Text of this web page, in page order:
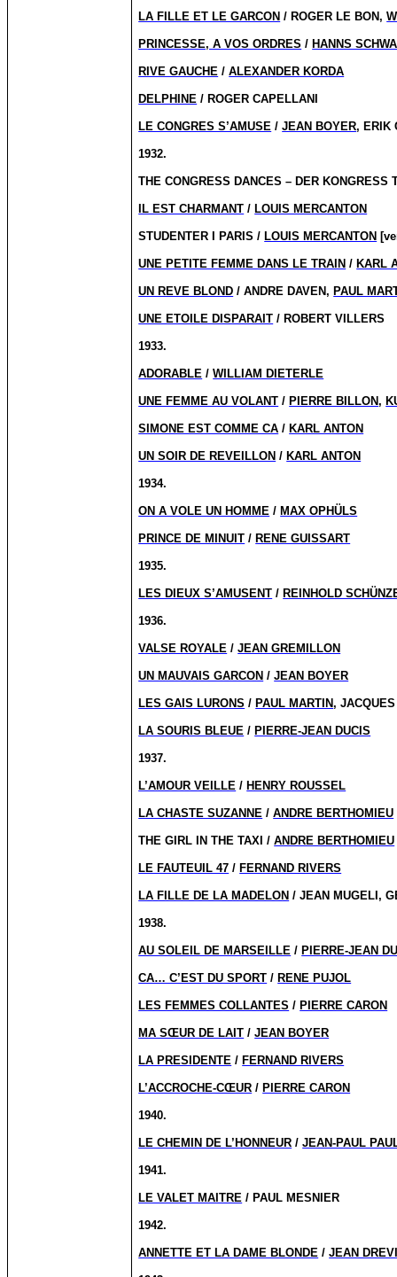
LA FILLE ET LE GARCON / ROGER LE BON,
PRINCESSE, A VOS ORDRES / HANNS
RIVE GAUCHE /ALEXANDER KORDA
DELPHINE / ROGER CAPELLANI
LE CONGRES S’AMUSE /JEAN BOYER, ERIK
1932.
THE CONGRESS DANCES – DER
IL EST CHARMANT / LOUIS MERCANTON
STUDENTER I PARIS / LOUIS MERCANTON
UNE PETITE FEMME DANS LE TRAIN / KARL
UN REVE BLOND / ANDRE DAVEN, PAUL
UNE ETOILE DISPARAIT / ROBERT VILLERS
1933.
ADORABLE /WILLIAM DIETERLE
UNE FEMME AU VOLANT / PIERRE BILLON,
SIMONE EST COMME CA / KARL ANTON
UN SOIR DE REVEILLON / KARL ANTON
1934.
ON A VOLE UN HOMME / MAX OPHÜLS
PRINCE DE MINUIT / RENE GUISSART
1935.
LES DIEUX S’AMUSENT / REINHOLD
1936.
VALSE ROYALE /JEAN GREMILLON
UN MAUVAIS GARCON /JEAN BOYER
LES GAIS LURONS / PAUL MARTIN,
LA SOURIS BLEUE / PIERRE-JEAN DUCIS
1937.
L’AMOUR VEILLE / HENRY ROUSSEL
LA CHASTE SUZANNE /ANDRE BERTHOMIEU
THE GIRL IN THE TAXI /ANDRE BERTHOMIEU
LE FAUTEUIL 47 / FERNAND RIVERS
LA FILLE DE LA MADELON / JEAN MUGELI,
1938.
AU SOLEIL DE MARSEILLE / PIERRE-JEAN
CA… C’EST DU SPORT / RENE PUJOL
LES FEMMES COLLANTES / PIERRE CARON
MA SŒUR DE LAIT /JEAN BOYER
LA PRESIDENTE / FERNAND RIVERS
L’ACCROCHE-CŒUR / PIERRE CARON
1940.
LE CHEMIN DE L’HONNEUR /JEAN-PAUL
1941.
LE VALET MAITRE / PAUL MESNIER
1942.
ANNETTE ET LA DAME BLONDE /JEAN